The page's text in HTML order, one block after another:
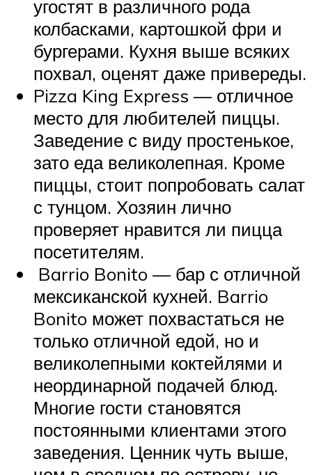
угостят в различного рода
колбасками, картошкой фри и
бургерами. Кухня выше всяких
похвал, оценят даже привереды.
Pizza King Express — отличное
место для любителей пиццы.
Заведение с виду простенькое,
зато еда великолепная. Кроме
пиццы, стоит попробовать салат
с тунцом. Хозяин лично
проверяет нравится ли пицца
посетителям.
Barrio Bonito — бар с отличной
мексиканской кухней. Barrio
Bonito может похвастаться не
только отличной едой, но и
великолепными коктейлями и
неординарной подачей блюд.
Многие гости становятся
постоянными клиентами этого
заведения. Ценник чуть выше,